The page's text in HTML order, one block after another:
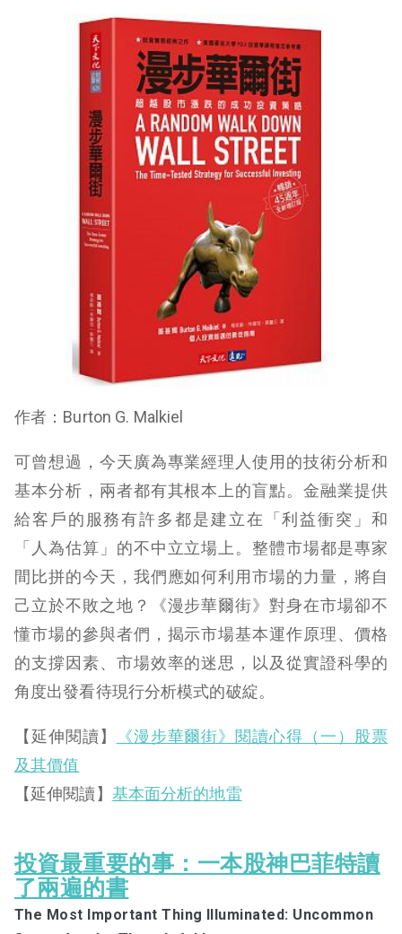
作者：Burton G. Malkiel
可曾想過，今天廣為專業經理人使用的技術分析和
基本分析，兩者都有其根本上的盲點。金融業提供
給客戶的服務有許多都是建立在「利益衝突」和
「人為估算」的不中立立場上。整體市場都是專家
間比拼的今天，我們應如何利用市場的力量，將自
己立於不敗之地？《漫步華爾街》對身在市場卻不
懂市場的參與者們，揭示市場基本運作原理、價格
的支撐因素、市場效率的迷思，以及從實證科學的
角度出發看待現行分析模式的破綻。
【延伸閱讀】
《漫步華爾街》閱讀心得（一）股票
及其價值
【延伸閱讀】 基本面分析的地雷
投資最重要的事：一本股神巴菲特讀
了兩遍的書
The Most Important Thing Illuminated: Uncommon